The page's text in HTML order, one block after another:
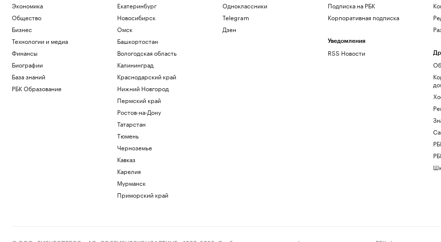
Экономика
Общество
Бизнес
Технологии и медиа
Финансы
Биографии
База знаний
РБК Образование
Екатеринбург
Новосибирск
Омск
Башкортостан
Вологодская область
Калининград
Краснодарский край
Нижний Новгород
Пермский край
Ростов-на-Дону
Татарстан
Тюмень
Черноземье
Кавказ
Карелия
Мурманск
Приморский край
Одноклассники
Telegram
Дзен
Подписка на РБК
Корпоративная подписка
Уведомления
RSS Новости